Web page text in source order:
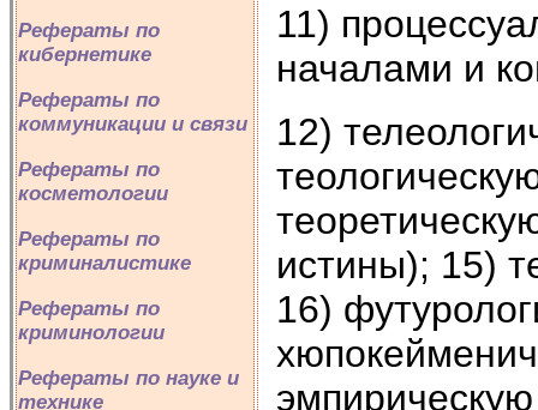
Рефераты по
кибернетике
Рефераты по
коммуникации и связи
Рефераты по
косметологии
Рефераты по
криминалистике
Рефераты по
криминологии
Рефераты по науке и
технике
11)
началами и
12)
истины); 15)
16)